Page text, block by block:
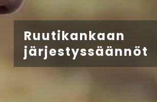
Ruutikankaan
järjestyssäännöt